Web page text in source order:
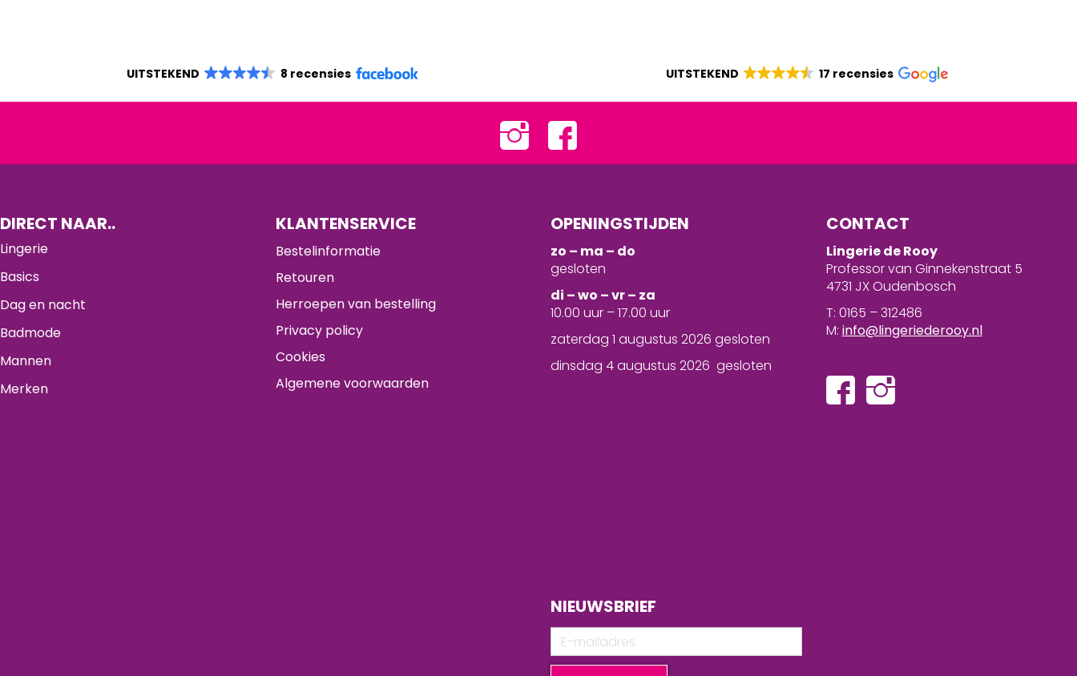
UITSTEKEND 8 recensies UITSTEKEND 17 recensies
DIRECT NAAR..
Lingerie
Basics
Dag en nacht
Badmode
Mannen
Merken
KLANTENSERVICE
Bestelinformatie
Retouren
Herroepen van bestelling
Privacy policy
Cookies
Algemene voorwaarden
OPENINGSTIJDEN
zo – ma – do
gesloten
di – wo – vr – za
10.00 uur – 17.00 uur
zaterdag 1 augustus 2026 gesloten
dinsdag 4 augustus 2026 gesloten
NIEUWSBRIEF
CONTACT
Lingerie de Rooy
Professor van Ginnekenstraat 5
4731 JX Oudenbosch
T: 0165 – 312486
M: info@lingeriederooy.nl